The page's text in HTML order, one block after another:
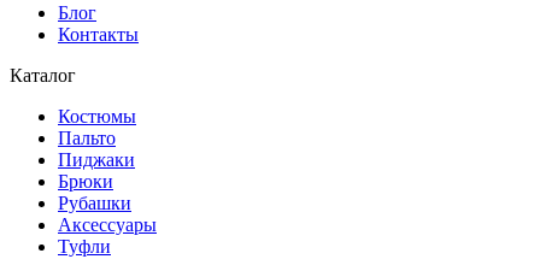
Блог
Контакты
Каталог
Костюмы
Пальто
Пиджаки
Брюки
Рубашки
Аксессуары
Туфли